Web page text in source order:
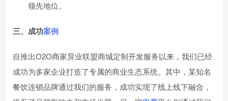
领先地位。
三、成功案例
自推出O2O商家异业联盟商城定制开发服务以来，我们已经
成功为多家企业打造了专属的商业生态系统。其中，某知名
餐饮连锁品牌通过我们的服务，成功实现了线上线下融合，